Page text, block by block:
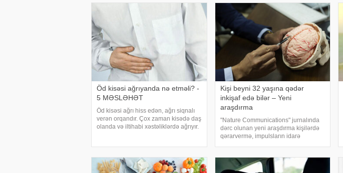
onurğanın sağlam qalmasınd
Öd kisəsi ağrıyanda nə etməli? -
5 MƏSLƏHƏT
Öd kisəsi ağrı hiss edən, ağrı siqnalı
verən orqandır. Çox zaman kisədə daş
olanda və iltihabi xəstəliklərdə ağrıyır.
Kişi beyni 32 yaşına qədər
inkişaf edə bilər – Yeni
araşdırma
"Nature Communications" jurnalında
dərc olunan yeni araşdırma kişilərdə
qərarvermə, impulsların idarə
orta hesabla 32 yaşına qədər inkişa